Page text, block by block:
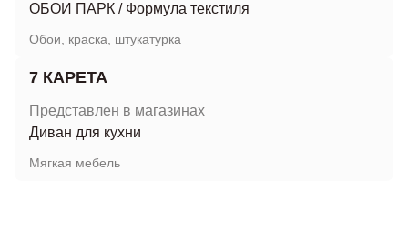
ОБОИ ПАРК / Формула текстиля
Обои, краска, штукатурка
7 КАРЕТА
Представлен в магазинах
Диван для кухни
Мягкая мебель